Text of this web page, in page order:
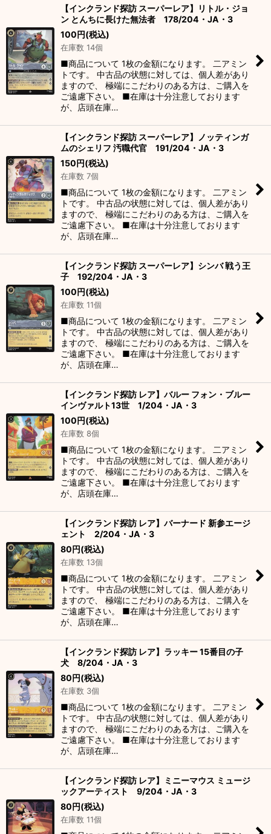
【インクランド探訪 スーパーレア】リトル・ジョ
ン とんちに長けた無法者 178/204・JA・3
100円(税込)
在庫数 14個
■商品について 1枚の金額になります。 二アミン
トです。 中古品の状態に対しては、個人差があり
ますので、 極端にこだわりのある方は、ご購入を
ご遠慮下さい。 ■在庫は十分注意しております
が、店頭在庫…
【インクランド探訪 スーパーレア】ノッティンガ
ムのシェリフ 汚職代官 191/204・JA・3
150円(税込)
在庫数 7個
■商品について 1枚の金額になります。 二アミン
トです。 中古品の状態に対しては、個人差があり
ますので、 極端にこだわりのある方は、ご購入を
ご遠慮下さい。 ■在庫は十分注意しております
が、店頭在庫…
【インクランド探訪 スーパーレア】シンバ 戦う王
子 192/204・JA・3
100円(税込)
在庫数 11個
■商品について 1枚の金額になります。 二アミン
トです。 中古品の状態に対しては、個人差があり
ますので、 極端にこだわりのある方は、ご購入を
ご遠慮下さい。 ■在庫は十分注意しております
が、店頭在庫…
【インクランド探訪 レア】バルー フォン・ブルー
インヴァルト13世 1/204・JA・3
100円(税込)
在庫数 8個
■商品について 1枚の金額になります。 二アミン
トです。 中古品の状態に対しては、個人差があり
ますので、 極端にこだわりのある方は、ご購入を
ご遠慮下さい。 ■在庫は十分注意しております
が、店頭在庫…
【インクランド探訪 レア】バーナード 新参エージ
ェント 2/204・JA・3
80円(税込)
在庫数 13個
■商品について 1枚の金額になります。 二アミン
トです。 中古品の状態に対しては、個人差があり
ますので、 極端にこだわりのある方は、ご購入を
ご遠慮下さい。 ■在庫は十分注意しております
が、店頭在庫…
【インクランド探訪 レア】ラッキー 15番目の子
犬 8/204・JA・3
80円(税込)
在庫数 3個
■商品について 1枚の金額になります。 二アミン
トです。 中古品の状態に対しては、個人差があり
ますので、 極端にこだわりのある方は、ご購入を
ご遠慮下さい。 ■在庫は十分注意しております
が、店頭在庫…
【インクランド探訪 レア】ミニーマウス ミュージ
ックアーティスト 9/204・JA・3
80円(税込)
在庫数 11個